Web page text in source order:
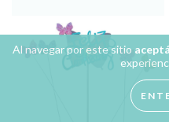
Al navegar por este sitio